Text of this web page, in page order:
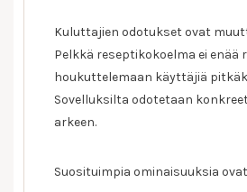
Kuluttajien odotukset ovat
Pelkkä reseptikokoelma ei enää
houkuttelemaan käyttäjiä
Sovelluksilta odotetaan
arkeen.
Suosituimpia ominaisuuksia